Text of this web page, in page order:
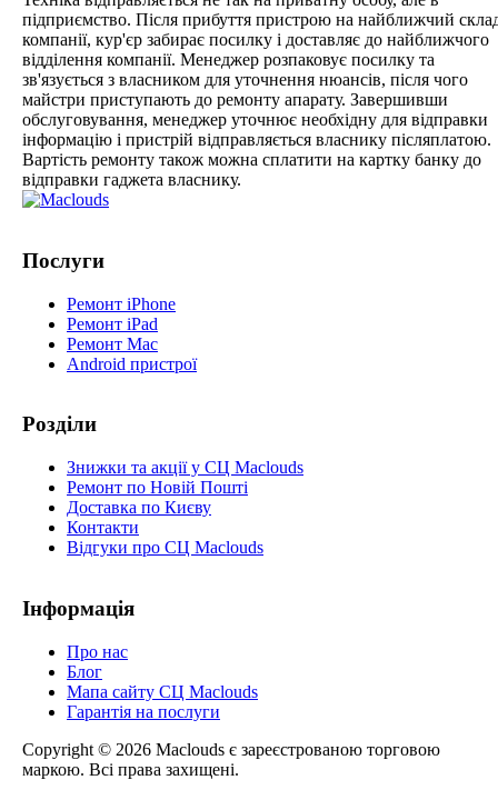
підприємство. Після прибуття пристрою на найближчий
компанії, кур'єр забирає посилку і доставляє до найближчого
відділення компанії. Менеджер розпаковує посилку та
зв'язується з власником для уточнення нюансів, після чого
майстри приступають до ремонту апарату. Завершивши
обслуговування, менеджер уточнює необхідну для відправки
інформацію і пристрій відправляється власнику післяплатою.
Вартість ремонту також можна сплатити на картку банку до
відправки гаджета власнику.
Послуги
Ремонт iPhone
Ремонт iPad
Ремонт Mac
Android пристрої
Розділи
Знижки та акції у СЦ Maclouds
Ремонт по Новій Пошті
Доставка по Києву
Контакти
Відгуки про СЦ Maclouds
Інформація
Про нас
Блог
Мапа сайту СЦ Maclouds
Гарантія на послуги
Copyright © 2026 Maclouds є зареєстрованою торговою
маркою. Всі права захищені.